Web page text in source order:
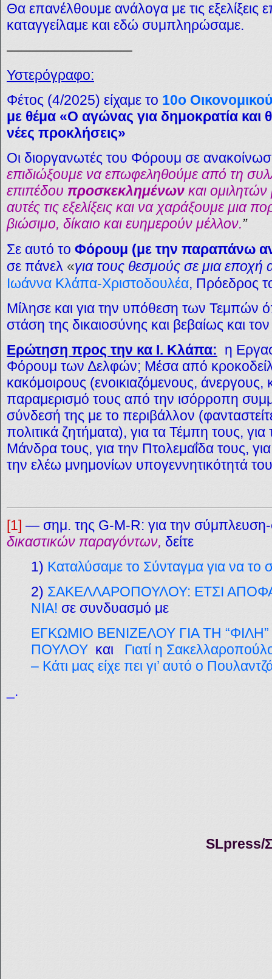
Θα επανέλθουμε ανάλογα με τις
καταγγείλαμε και εδώ συμπληρώσαμε.
—————————
Υστερόγραφο:
Φέτος (4/2025) είχαμε το 10ο
με θέμα «Ο αγώνας για δημοκρατία και
νέες προκλήσεις»
Οι διοργανωτές του Φόρουμ σε
επιδιώξουμε να επωφεληθούμε από τη
επιπέδου προσκεκλημένων και
αυτές τις εξελίξεις και να χαράξουμε μια
βιώσιμο, δίκαιο και ευημερούν μέλλον.”
Σε αυτό το Φόρουμ (με την παραπάνω
σε πάνελ «για τους θεσμούς σε μια εποχή
Ιωάννα Κλάπα-Χριστοδουλέα, Πρόεδρος
Μίλησε και για την υπόθεση των Τεμπών
στάση της δικαιοσύνης και βεβαίως και
Ερώτηση προς την κα Ι. Κλάπα: η
Φόρουμ των Δελφών; Μέσα από
κακόμοιρους (ενοικιαζόμενους, άνεργους,
παραμερισμό τους από την ισόρροπη
σύνδεσή της με το περιβάλλον
πολιτικά ζητήματα), για τα Τέμπη τους, για
Μάνδρα τους, για την Πτολεμαΐδα τους,
την ελέω μνημονίων υπογεννητικότητά
[1] — σημ. της G-M-R: για την
δικαστικών παραγόντων, δείτε
1) Καταλύσαμε το Σύνταγμα για να το
2) ΣΑΚΕΛΛΑΡΟΠΟΥΛΟΥ: ΕΤΣΙ
ΝΙΑ! σε συνδυασμό με
ΕΓΚΩΜΙΟ ΒΕΝΙΖΕΛΟΥ ΓΙΑ ΤΗ
ΠΟΥΛΟΥ και Γιατί η
– Κάτι μας είχε πει γι’ αυτό ο
_.
SLpress/